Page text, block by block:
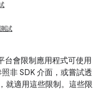
試
台會限制應用程式可使用
非 SDK 介面，或嘗試透
就適用這些限制。這些限